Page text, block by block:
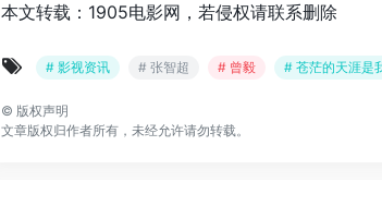
本文转载：1905电影网，若侵权请联系删除
# 影视资讯 # 张智超 # 曾毅 # 苍茫的天涯是
© 版权声明
文章版权归作者所有，未经允许请勿转载。